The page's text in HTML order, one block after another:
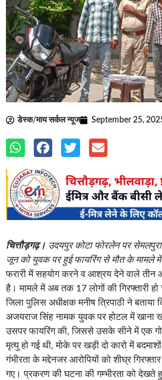
डेस्क/माय सर्कल न्यूज September 25,
चित्तौड़गढ़। उदयपुर कोटा फोरलेन पर
जून को युवक पर हुई फायरिंग से मौत के मामले
फरारी में सहयोग करने व आश्रय देने वाले तीन
है। मामले में अब तक 17 लोगों की गिरफ्तारी हो
जिला पुलिस अधीक्षक मनीष त्रिपाठी ने बताया
अजयराज सिंह नामक युवक पर होटल में खाना
उसपर फायरिंग की, जिससे उसके सीने में एक
मृत्यु हो गई थी, मोके पर खड़ी दो कारो में
गंभीरता के मद्देनजर आरोपियों को शीघ्र
गए। प्रकरण की घटना की गम्भीरता को देखते